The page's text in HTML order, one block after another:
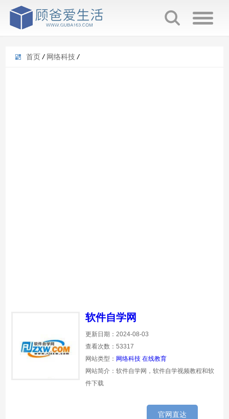
首页 / 网络科技 /
软件自学网
更新日期：2024-08-03
查看次数：53317
网站类型： 网络科技 在线教育
网站简介：软件自学网，软件自学视频教程和软
件下载
官网直达